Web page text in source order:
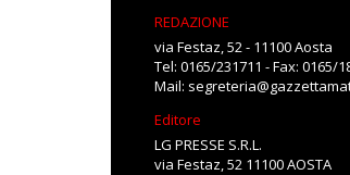
REDAZIONE
via Festaz, 52 - 11100 Aosta
Tel: 0165/231711 - Fax: 0165/
Mail:
Editore
LG PRESSE S.R.L.
via Festaz, 52 11100 AOSTA